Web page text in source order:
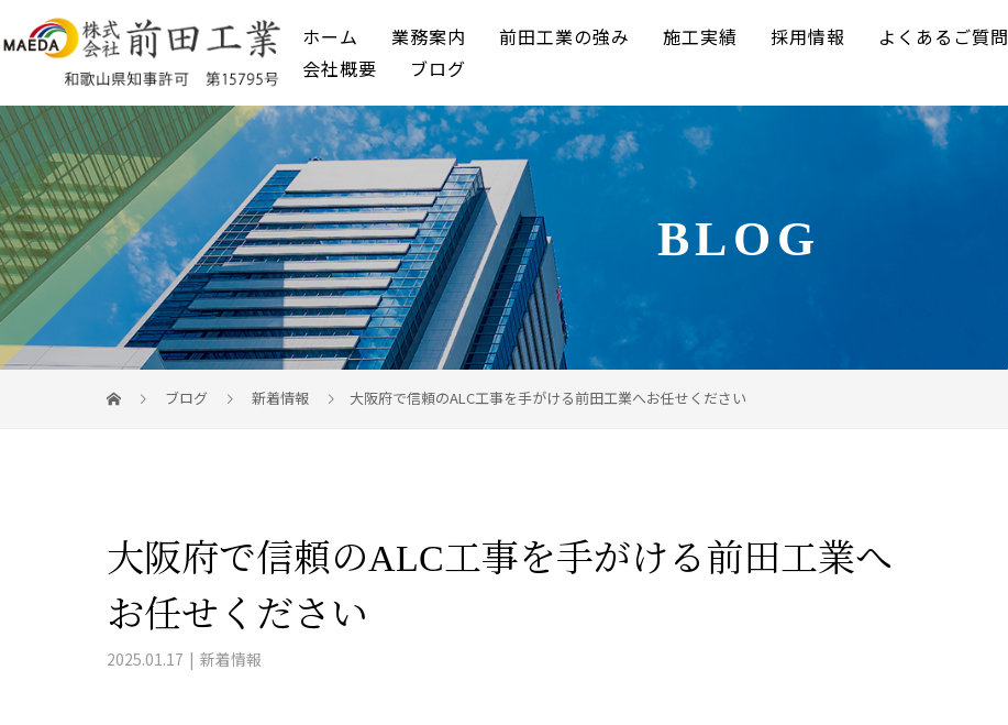
ホーム 業務案内 前田工業の強み 施工実績 採用情報
よくあるご質問
会社概要
ブログ
BLOG
ブログ 新着情報 大阪府で信頼のALC工事を手がける前田工業へお任せください
大阪府で信頼のALC工事を手がける前田工業へ
お任せください
2025.01.17 新着情報